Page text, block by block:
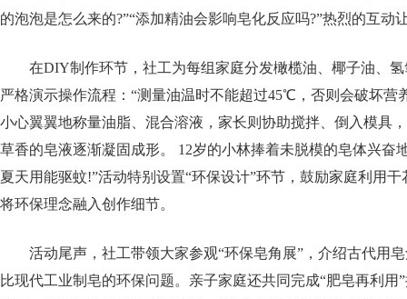
的泡泡是怎么来的?”“添加精油会影响皂化反应吗?”热烈的互动
在DIY制作环节，社工为每组家庭分发橄榄油、椰子油、
严格演示操作流程：“测量油温时不能超过45℃，否则会破坏营
小心翼翼地称量油脂、混合溶液，家长则协助搅拌、倒入模具
草香的皂液逐渐凝固成形。 12岁的小林捧着未脱模的皂体兴奋
夏天用能驱蚊!”活动特别设置“环保设计”环节，鼓励家庭利用
将环保理念融入创作细节。
活动尾声，社工带领大家参观“环保皂角展”，介绍古代用
比现代工业制皂的环保问题。亲子家庭还共同完成“肥皂再利